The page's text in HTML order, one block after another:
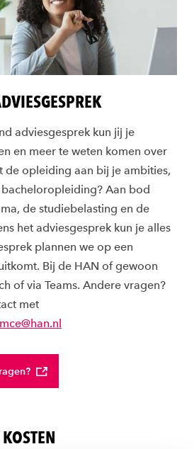
adviesgesprek kun jij je
en meer te weten komen over
de opleiding aan bij je ambities,
Aan bod
de studiebelasting en de
het adviesgesprek kun je alles
plannen we op een
Bij de HAN of gewoon
of via Teams. Andere vragen?
met